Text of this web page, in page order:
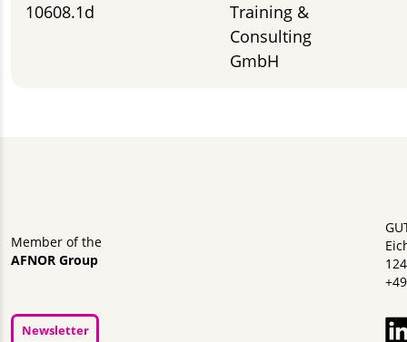
10608.1d
Training &
Consulting
GmbH
Member of the
AFNOR Group
Newsletter